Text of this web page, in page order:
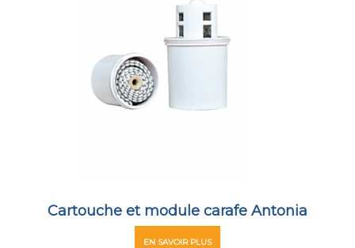
Cartouche et module carafe Antonia
EN SAVOIR PLUS